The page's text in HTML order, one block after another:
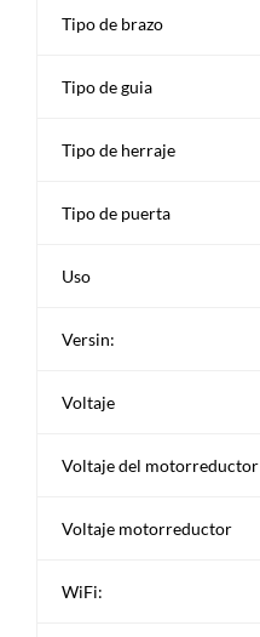
Tipo de brazo
Tipo de guia
Tipo de herraje
Tipo de puerta
Uso
Versin:
Voltaje
Voltaje del motorreductor
Voltaje motorreductor
WiFi: